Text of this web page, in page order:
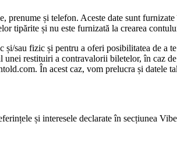
și telefon. Aceste date sunt
tipărite și nu este furnizată la crearea
sau fizic și pentru a oferi posibilitatea de a
restituiri a contravalorii biletelor, în caz
În acest caz, vom prelucra și datele
și interesele declarate în secțiunea